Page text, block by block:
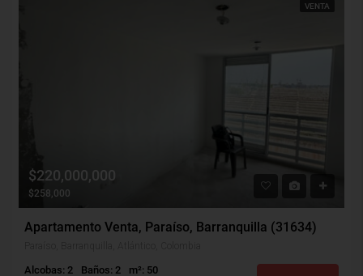
VENTA
$220,000,000
$258,000
Apartamento Venta, Paraíso, Barranquilla (31634)
Alcobas: 2 Baños: 2
m²: 50